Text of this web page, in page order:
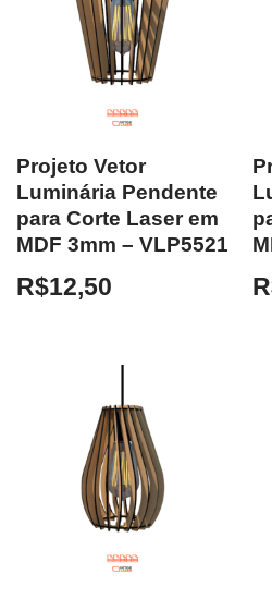
Projeto Vetor
Luminária Pendente
para Corte Laser em
MDF 3mm – VLP5521
R$12,50